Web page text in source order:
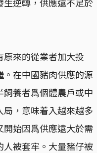
來的從業者加大投
在中國豬肉供應的源
養者爲個體農戶或中
，意味着入越來越多
始因爲供應遠大於需
被套牢。大量豬仔被